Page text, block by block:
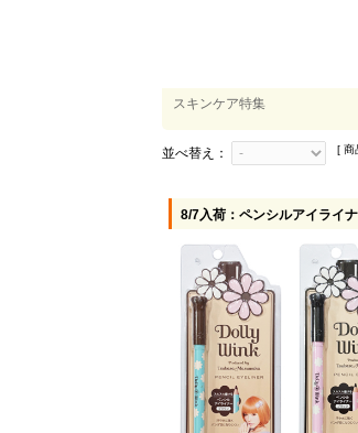
スキンケア特集
並べ替え： [ 商
8/7入荷：ペンシルアイライ